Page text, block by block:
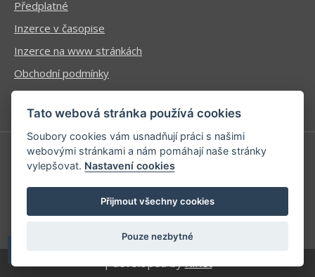
Předplatné
Inzerce v časopise
Inzerce na www stránkách
Obchodní podmínky
Ochrana osobních údajů
Příhlášení | Registrace
Kontaktní informace
Mapa stránek
| developed byKinet
Tato webová stránka používá cookies
Soubory cookies vám usnadňují práci s našimi
webovými stránkami a nám pomáhají naše stránky
vylepšovat. Nastavení cookies
Přijmout všechny cookies
Pouze nezbytné